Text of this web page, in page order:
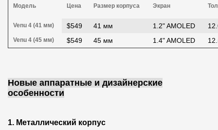
Модель Цена Размер корпуса Экран
Venu 4 (41 мм) $549 41 мм 1.2" AMOLED
Venu 4 (45 мм) $549 45 мм 1.4" AMOLED
Новые аппаратные и дизайнерские
особенности
1. Металлический корпус